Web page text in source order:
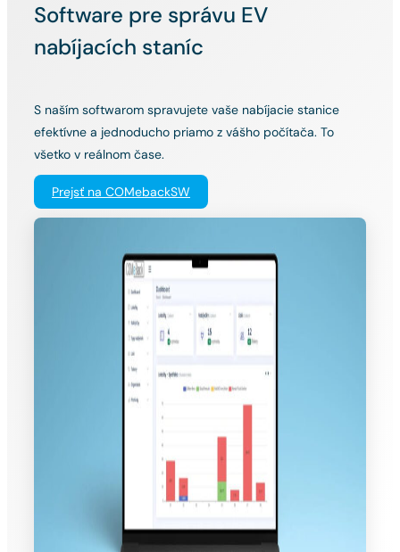
Software pre správu EV
nabíjacích staníc
S naším softwarom spravujete vaše nabíjacie stanice
efektívne a jednoducho priamo z vášho počítača. To
všetko v reálnom čase.
Prejsť na COMebackSW